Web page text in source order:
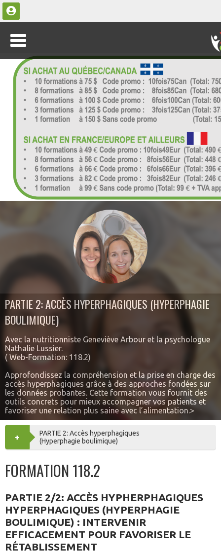
PARTIE 2: ACCÈS HYPERPHAGIQUES (HYPERPHAGIE
BOULIMIQUE)
Avec la nutritionniste Geneviève Arbour et la psychologue
Nathalie Lussier.
( Web-Formation: 118.2)
Approfondissez la compréhension et la prise en charge des
accès hyperphagiques grâce à des approches fondées sur
les données probantes. Cette formation vous fournit des
outils concrets pour mieux accompagner vos patients et
favoriser une relation plus saine avec l’alimentation.>
+ AJOUTER
PARTIE 2: Accès hyperphagiques
(Hyperphagie boulimique)
FORMATION 118.2
PARTIE 2/2: ACCÈS HYPHERPHAGIQUES
HYPERPHAGIQUES (HYPERPHAGIE
BOULIMIQUE) : INTERVENIR
EFFICACEMENT POUR FAVORISER LE
RÉTABLISSEMENT